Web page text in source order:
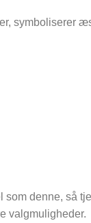
symboliserer
som denne, så
valgmuligheder.